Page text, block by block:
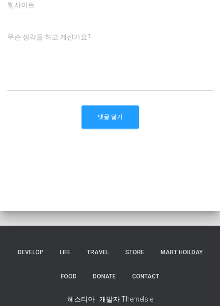
웹사이트
무슨 생각을 하고 계신가요?
DEVELOP LIFE TRAVEL STORE MART HOILDAY
FOOD DONATE CONTACT
헤스티아 | 개발자ThemeIsle